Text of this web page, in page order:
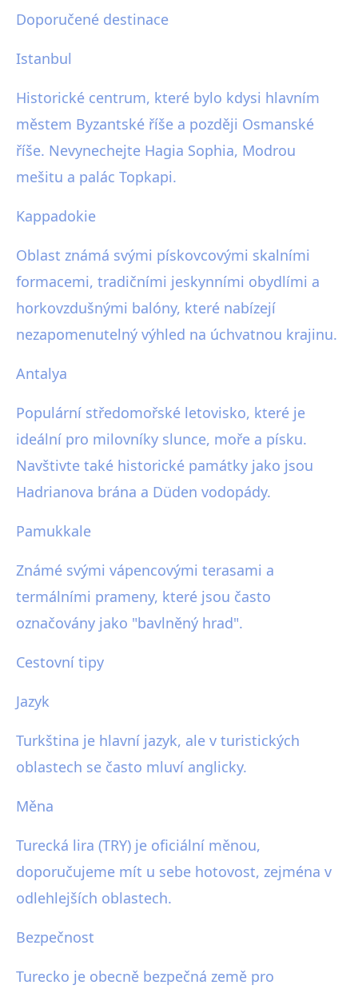
Doporučené destinace
Istanbul
Historické centrum, které bylo kdysi hlavním
městem Byzantské říše a později Osmanské
říše. Nevynechejte Hagia Sophia, Modrou
mešitu a palác Topkapi.
Kappadokie
Oblast známá svými pískovcovými skalními
formacemi, tradičními jeskynními obydlími a
horkovzdušnými balóny, které nabízejí
nezapomenutelný výhled na úchvatnou krajinu.
Antalya
Populární středomořské letovisko, které je
ideální pro milovníky slunce, moře a písku.
Navštivte také historické památky jako jsou
Hadrianova brána a Düden vodopády.
Pamukkale
Známé svými vápencovými terasami a
termálními prameny, které jsou často
označovány jako "bavlněný hrad".
Cestovní tipy
Jazyk
Turkština je hlavní jazyk, ale v turistických
oblastech se často mluví anglicky.
Měna
Turecká lira (TRY) je oficiální měnou,
doporučujeme mít u sebe hotovost, zejména v
odlehlejších oblastech.
Bezpečnost
Turecko je obecně bezpečná země pro